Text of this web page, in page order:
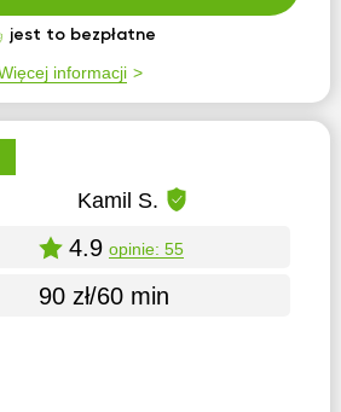
jest to bezpłatne
informacji
Kamil S.
4.9 opinie: 55
90 zł/60 min